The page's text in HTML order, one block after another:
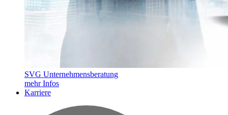
SVG Unternehmensberatung
mehr Infos
Karriere